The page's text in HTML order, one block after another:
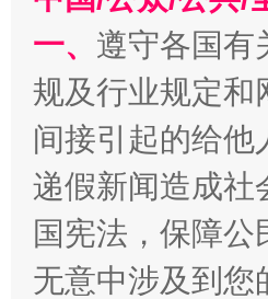
习近平的博鳌关键词
一、 遵守各国有
规及行业规定和
间接引起的给
递假新闻造成社
国宪法，保障
无意中涉及到您